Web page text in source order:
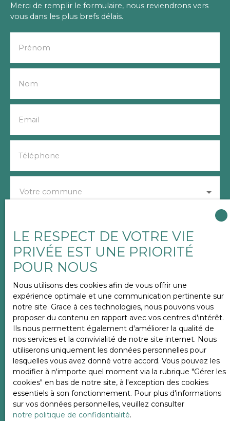
Merci de remplir le formulaire, nous reviendrons vers
vous dans les plus brefs délais.
Prénom
Nom
Email
Téléphone
Votre commune
Votre message
J'accepte le traitement de mes données
personnelles conformément au RGPD. Si vous ne
souhaitez pas faire l'objet de prospection
commerciale par voie téléphonique, vous pouvez
vous inscrire gratuitement sur la liste d'opposition
au démarchage téléphonique, prévu par l'article
L223-1 du code de la consommation, sur le site
Internet www.bloctel.gouv.fr ou par courrier
adressé à :
Société Worldline, Service Bloctel, CS 61311, 41013
BLOIS CEDEX.
LE RESPECT DE VOTRE VIE
PRIVÉE EST UNE PRIORITÉ
POUR NOUS
Nous utilisons des cookies afin de vous offrir une
expérience optimale et une communication pertinente sur
notre site. Grace à ces technologies, nous pouvons vous
proposer du contenu en rapport avec vos centres d'intérêt.
Ils nous permettent également d'améliorer la qualité de
nos services et la convivialité de notre site internet. Nous
utiliserons uniquement les données personnelles pour
lesquelles vous avez donné votre accord. Vous pouvez les
modifier à n'importe quel moment via la rubrique ″Gérer les
cookies″ en bas de notre site, à l'exception des cookies
essentiels à son fonctionnement. Pour plus d'informations
sur vos données personnelles, veuillez consulter
notre politique de confidentialité.